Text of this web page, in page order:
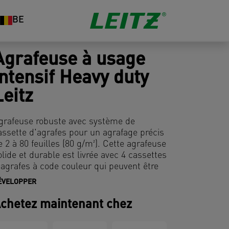
BE
à usage
Heavy duty
robuste avec système de
d'agrafes pour un agrafage précis
2 à 80 feuilles (80 g/m²). Cette agrafeuse
et durable est livrée avec 4 cassettes
à code couleur qui peuvent être
interchangées à l'aide du
Idéale pour le bureau, les salles de
maintenant chez